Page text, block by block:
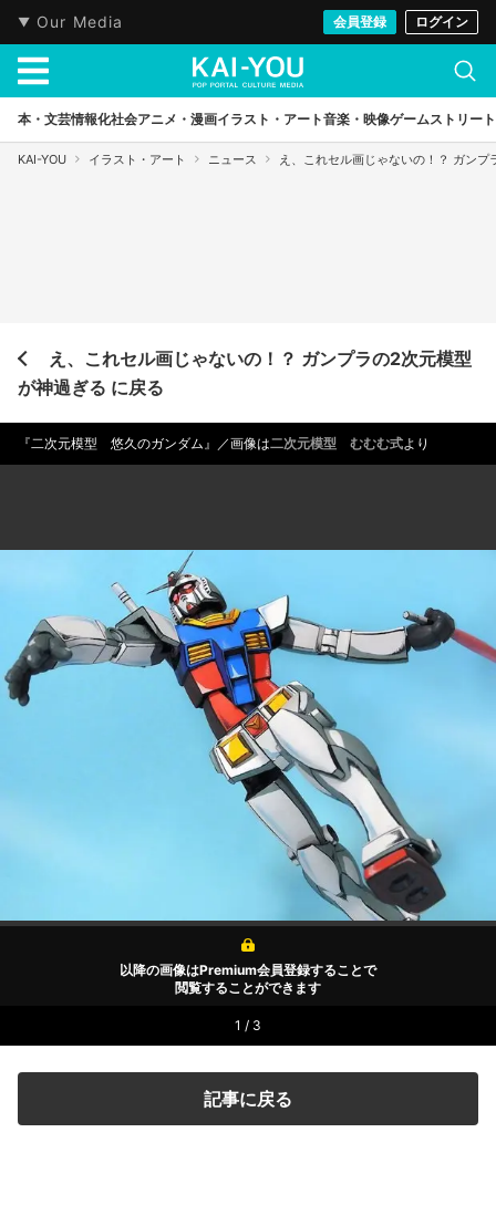
Our Media 会員登録 ログイン
本・文芸情報化社会アニメ・漫画イラスト・アート音楽・映像ゲームストリート
KAI-YOU イラスト・アート ニュース え、これセル画じゃないの！？ ガン
え、これセル画じゃないの！？ ガンプラの2次元模型
が神過ぎる に戻る
『二次元模型 悠久のガンダム』／画像は二次元模型 むむむ式より
以降の画像はPremium会員登録することで
閲覧することができます
1 / 3
記事に戻る